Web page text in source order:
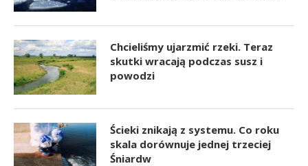
Chcieliśmy ujarzmić rzeki. Teraz
skutki wracają podczas susz i
powodzi
Ścieki znikają z systemu. Co roku
skala dorównuje jednej trzeciej
Śniardw